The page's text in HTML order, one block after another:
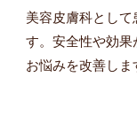
美容皮膚科とし
す。安全性や効
お悩みを改善しま